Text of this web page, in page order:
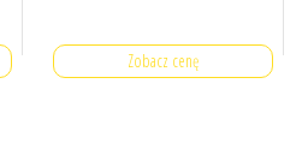
Zobacz cenę